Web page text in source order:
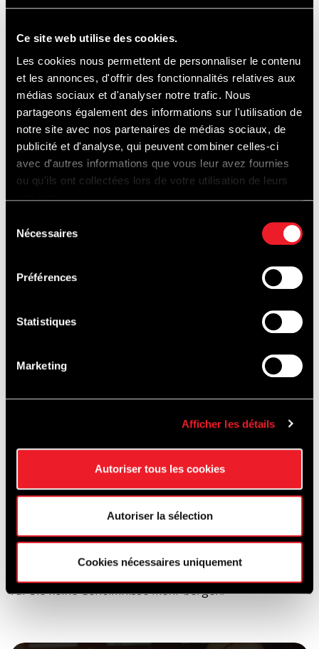
Ce site web utilise des cookies.
Les cookies nous permettent de personnaliser le contenu
et les annonces, d'offrir des fonctionnalités relatives aux
médias sociaux et d'analyser notre trafic. Nous
partageons également des informations sur l'utilisation de
notre site avec nos partenaires de médias sociaux, de
publicité et d'analyse, qui peuvent combiner celles-ci
avec d'autres informations que vous leur avez fournies
ou qu'ils ont collectées lors de votre utilisation de leurs
services.
Nécessaires
Préférences
Statistiques
Marketing
Afficher les détails
Autoriser tous les cookies
Autoriser la sélection
Cookies nécessaires uniquement
200 € (zzgl. MwSt.) pro Gruppe von 20 Personen
INFORMATIONEN
Florian Jaminet, M.I.C.E. Vertrieb
Tel: +32 (0)499 61 71 55
E-Mail:florian.jaminet@spa-francorchamps.be
Unsere mehrsprachigen Guides führen Sie durch die
wichtigsten Bereiche der Rennstrecke: die Paddocks,
den Presseraum, die Sprecherkabinen sowie das
Podium, auf dem die größten Fahrer geehrt werden, …
Sie erhalten sogar die Möglichkeit, einen
normalerweise unzugänglichen Ort zu entdecken: den
Streckensicherheit.
Die Entwicklung der Rennstrecke, ihr legendärer
Streckenverlauf und ihre bewegte Geschichte werden
für Sie keine Geheimnisse mehr bergen.